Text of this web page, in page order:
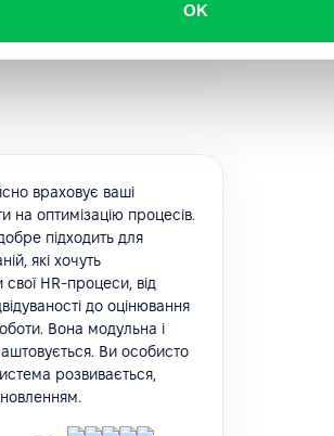
OK
враховує ваші
на оптимізацію процесів.
підходить для
які хочуть
свої HR-процеси, від
до оцінювання
Вона модульна і
Ви особисто
розвивається,